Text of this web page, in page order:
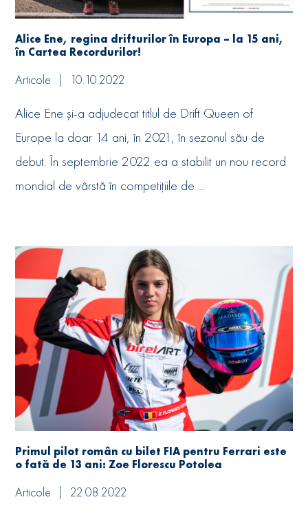
Alice Ene, regina drifturilor în Europa – la 15 ani,
în Cartea Recordurilor!
Articole 10.10.2022
Alice Ene și-a adjudecat titlul de Drift Queen of
Europe la doar 14 ani, în 2021, în sezonul său de
debut. În septembrie 2022 ea a stabilit un nou record
mondial de vârstă în competițiile de ...
Primul pilot român cu bilet FIA pentru Ferrari este
o fată de 13 ani: Zoe Florescu Potolea
Articole 22.08.2022